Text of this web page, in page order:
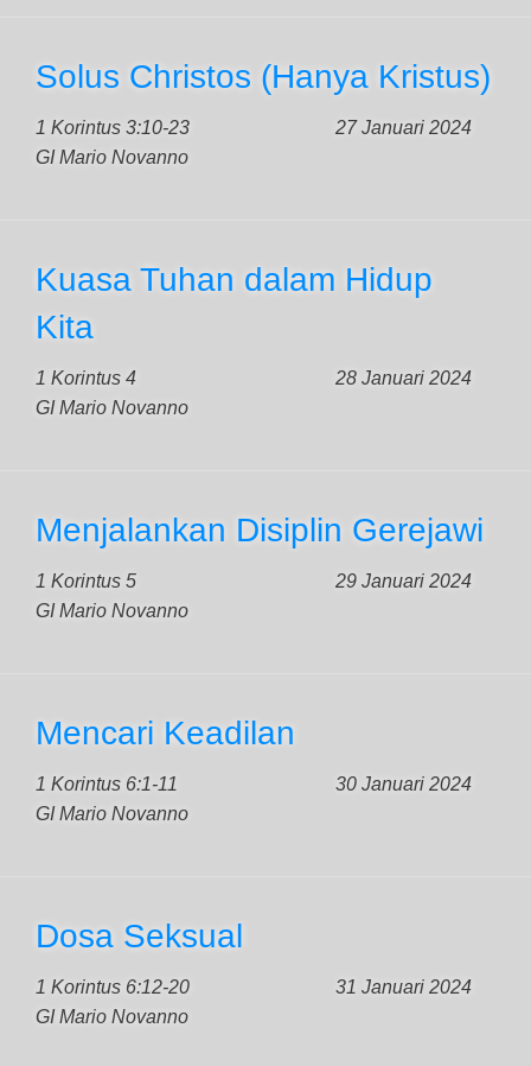
Solus Christos (Hanya Kristus)
1 Korintus 3:10-23
27 Januari 2024
GI Mario Novanno
Kuasa Tuhan dalam Hidup
Kita
1 Korintus 4
28 Januari 2024
GI Mario Novanno
Menjalankan Disiplin Gerejawi
1 Korintus 5
29 Januari 2024
GI Mario Novanno
Mencari Keadilan
1 Korintus 6:1-11
30 Januari 2024
GI Mario Novanno
Dosa Seksual
1 Korintus 6:12-20
31 Januari 2024
GI Mario Novanno